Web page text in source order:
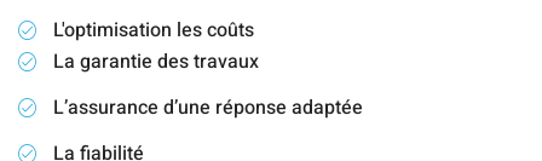
L'optimisation les coûts
La garantie des travaux
L’assurance d’une réponse adaptée
La fiabilité